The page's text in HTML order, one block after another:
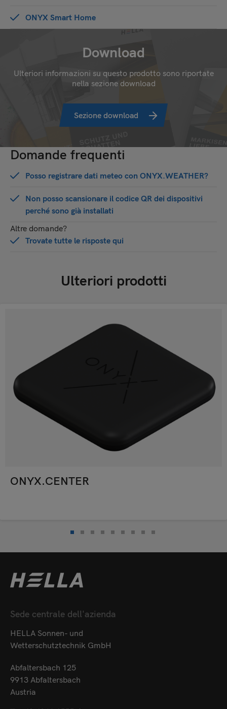
ONYX Smart Home
Download
Ulteriori informazioni su questo prodotto sono riportate
nella sezione download
Sezione download
Domande frequenti
Posso registrare dati meteo con ONYX.WEATHER?
Non posso scansionare il codice QR dei dispositivi
perché sono già installati
Altre domande?
Trovate tutte le risposte qui
Ulteriori prodotti
ONYX.CENTER
Sede centrale dell'azienda
HELLA Sonnen- und
Wetterschutztechnik GmbH
Abfaltersbach 125
9913 Abfaltersbach
Austria